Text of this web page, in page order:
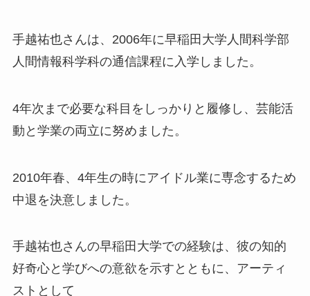
手越祐也さんは、2006年に早稲田大学人間科学部
人間情報科学科の通信課程に入学しました。
4年次まで必要な科目をしっかりと履修し、芸能活
動と学業の両立に努めました。
2010年春、4年生の時にアイドル業に専念するため
中退を決意しました。
手越祐也さんの早稲田大学での経験は、彼の知的
好奇心と学びへの意欲を示すとともに、アーティ
ストとして